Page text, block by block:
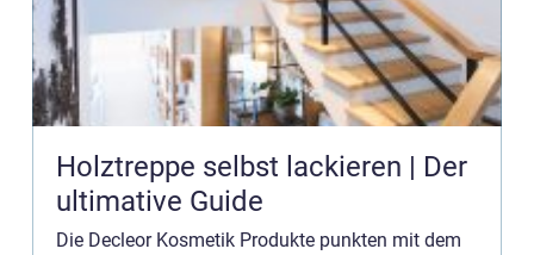
Holztreppe selbst lackieren | Der
ultimative Guide
Die Decleor Kosmetik Produkte punkten mit dem